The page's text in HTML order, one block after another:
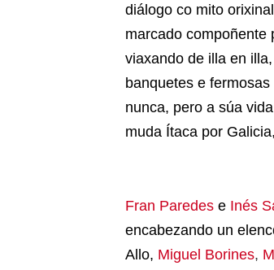
diálogo co mito
marcado compoñente
viaxando de illa en
banquetes e
nunca, pero a súa
muda Ítaca por
Fran Paredes e Inés
encabezando un
Allo, Miguel Borines,